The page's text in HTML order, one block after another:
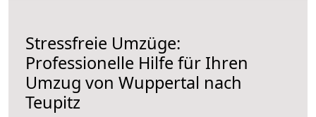
Stressfreie Umzüge:
Professionelle Hilfe für Ihren
Umzug von Wuppertal nach
Teupitz